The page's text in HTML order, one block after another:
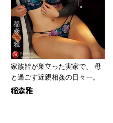
家族皆が巣立った実家で、 母
と過ごす近親相姦の日々―。
稲森雅